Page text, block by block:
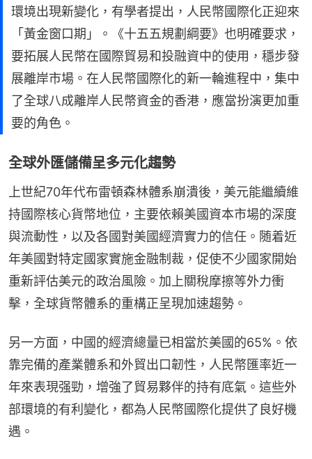
環境出現新變化，有學者提出，人民幣國際化正迎來
「黃金窗口期」。《十五五規劃綱要》也明確要求，
要拓展人民幣在國際貿易和投融資中的使用，穩步發
展離岸市場。在人民幣國際化的新一輪進程中，集中
了全球八成離岸人民幣資金的香港，應當扮演更加重
要的角色。
全球外匯儲備呈多元化趨勢
上世紀70年代布雷頓森林體系崩潰後，美元能繼續維
持國際核心貨幣地位，主要依賴美國資本市場的深度
與流動性，以及各國對美國經濟實力的信任。随着近
年美國對特定國家實施金融制裁，促使不少國家開始
重新評估美元的政治風險。加上關稅摩擦等外力衝
擊，全球貨幣體系的重構正呈現加速趨勢。
另一方面，中國的經濟總量已相當於美國的65%。依
靠完備的產業體系和外貿出口韌性，人民幣匯率近一
年來表現强勁，增強了貿易夥伴的持有底氣。這些外
部環境的有利變化，都為人民幣國際化提供了良好機
遇。